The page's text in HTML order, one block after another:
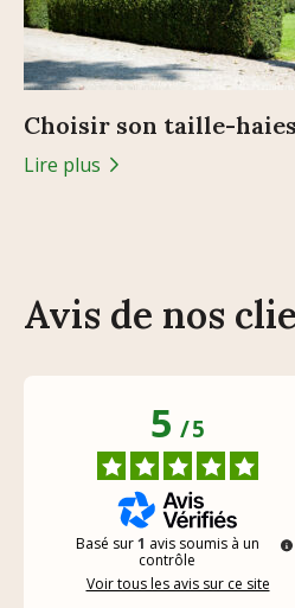
Choisir son taille-haies
Lire plus
Avis de nos
5/5
Basé sur1 avis soumis à un
contrôle
Voir tous les avis sur ce site